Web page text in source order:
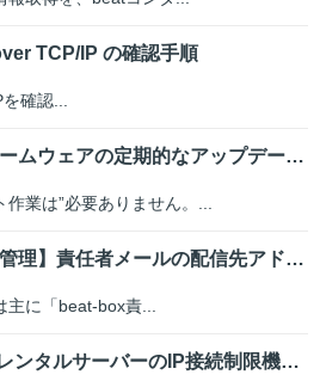
TCP/IP の確認手順
確認...
【beat-box】ファームウェアの定期的なアップデート作業は必要か
作業は”必要ありません。...
【beat-box責任者管理】責任者メールの配信先アドレスを変更・追加したい
主に「beat-box責...
オフィスあんしんレンタルサーバーのIP接続制限機能について